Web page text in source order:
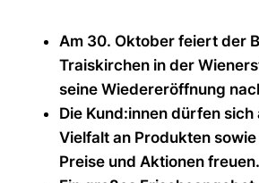
Am 30. Oktober feiert der
Traiskirchen in der
seine Wiedereröffnung
Die Kund:innen dürfen sich
Vielfalt an Produkten
Preise und Aktionen freuen.